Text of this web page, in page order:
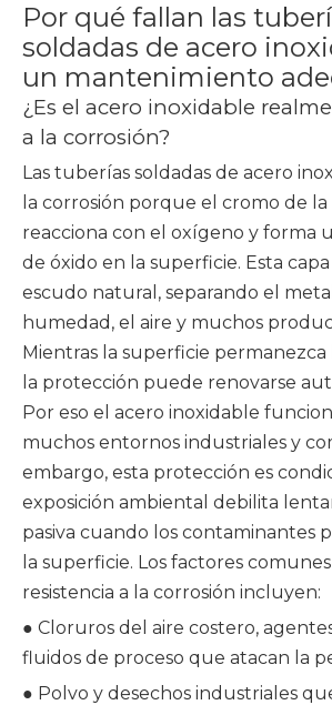
Por qué fallan las
soldadas de acero
un mantenimiento
¿Es el acero inoxidable
a la corrosión?
Las tuberías soldadas de acero
la corrosión porque el cromo de la
reacciona con el oxígeno y forma
de óxido en la superficie. Esta
escudo natural, separando el
humedad, el aire y muchos
Mientras la superficie permanezca
la protección puede renovarse
Por eso el acero inoxidable
muchos entornos industriales y
embargo, esta protección es
exposición ambiental debilita
pasiva cuando los contaminantes
la superficie. Los factores
resistencia a la corrosión incluyen:
● Cloruros del aire costero,
fluidos de proceso que atacan la
● Polvo y desechos industriales